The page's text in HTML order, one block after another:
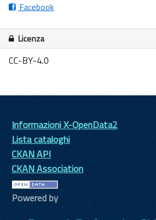
Facebook
Licenza
CC-BY-4.0
Informazioni X-OpenData2
Lista cataloghi
CKAN API
CKAN Association
Powered by